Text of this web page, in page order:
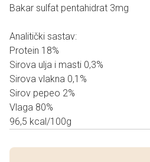
Bakar sulfat pentahidrat 3mg
Analitički sastav:
Protein 18%
Sirova ulja i masti 0,3%
Sirova vlakna 0,1%
Sirov pepeo 2%
Vlaga 80%
96,5 kcal/100g